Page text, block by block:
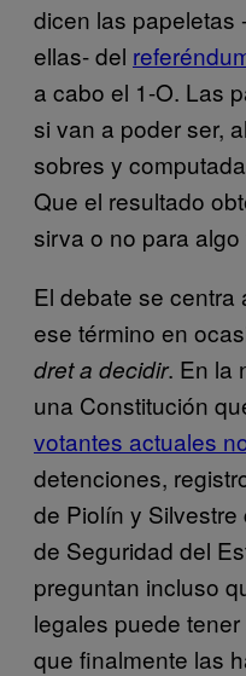
dicen las papeletas
ellas- del
a cabo el 1-O. Las
si van a poder ser,
sobres y
Que el resultado
sirva o no para
El debate se centra
ese término en
dret a decidir. En la
una Constitución
votantes actuales
detenciones,
de Piolín y
de Seguridad del
preguntan incluso
legales puede
que finalmente las